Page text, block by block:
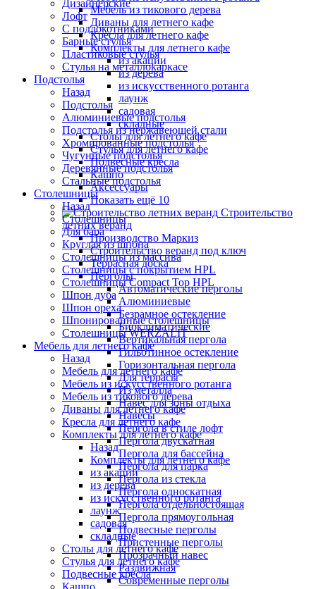
Мебель из тикового дерева
Диваны для летнего кафе
Кресла для летнего кафе
Комплекты для летнего кафе
из акации
из дерева
из искусственного ротанга
лаунж
садовая
складные
Столы для летнего кафе
Стулья для летнего кафе
Подвесные кресла
Кашпо
Аксессуары
Показать ещё 10
Строительство
летних веранд
Производство Маркиз
Строительство веранд под ключ
Террасная доска
Перголы
Автоматические перголы
Алюминиевые
Безрамное остекление
Биоклиматические
Вертикальная пергола
Гильотинное остекление
Горизонтальная пергола
Для террасы
Из металла
Навес для зоны отдыха
Навесы
Пергола в стиле лофт
Пергола двускатная
Пергола для бассейна
Пергола для парка
Пергола из стекла
Пергола односкатная
Пергола отдельностоящая
Пергола прямоугольная
Подвесные перголы
Пристенные перголы
Прозрачный навес
Раздвижная
Современные перголы
Дизайнерские
Лофт
С подлокотниками
Барные стулья
Пластиковые стулья
Стулья на металлокаркасе
Подстолья
Назад
Подстолья
Алюминиевые подстолья
Подстолья из нержавеющей стали
Хромированные подстолья
Чугунные подстолья
Деревянные подстолья
Стальные подстолья
Столешницы
Назад
Столешницы
Для бара
Круглая из шпона
Столешницы из массива
Столешницы с покрытием HPL
Столешницы Сompact Top HPL
Шпон дуба
Шпон ореха
Шпонированные столешницы
Столешницы WERZALIT
Мебель для летнего кафе
Назад
Мебель для летнего кафе
Мебель из искусственного ротанга
Мебель из тикового дерева
Диваны для летнего кафе
Кресла для летнего кафе
Комплекты для летнего кафе
Назад
Комплекты для летнего кафе
из акации
из дерева
из искусственного ротанга
лаунж
садовая
складные
Столы для летнего кафе
Стулья для летнего кафе
Подвесные кресла
Кашпо